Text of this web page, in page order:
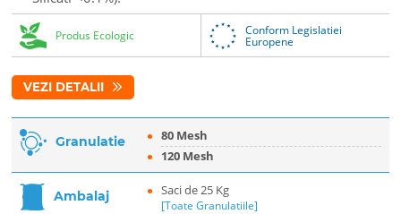
Produs Ecologic Conform Legislatiei
Europene
VEZI DETALII
Granulatie
80 Mesh
120 Mesh
Ambalaj Saci de 25 Kg
[Toate Granulatiile]